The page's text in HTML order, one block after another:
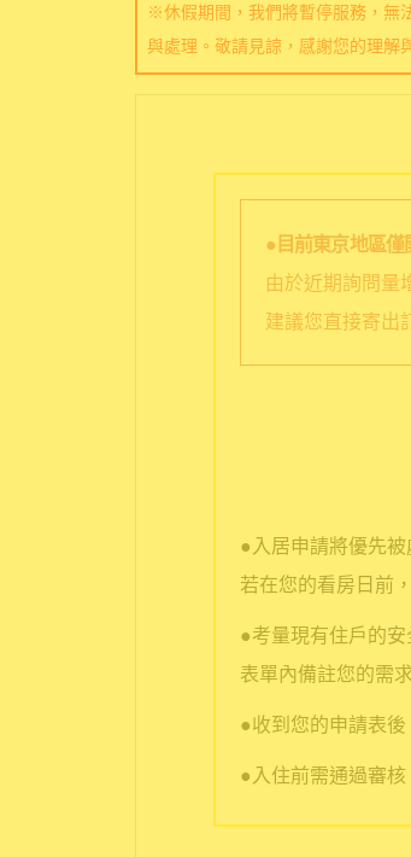
※休假期間，我們將暫停服務，無
與處理。敬請見諒，感謝您的理解
●目前東京地區僅
由於近期詢問量
建議您直接寄出
●入居申請將優先
若在您的看房日前
●考量現有住戶的
表單內備註您的需
●收到您的申請表
●入住前需通過審